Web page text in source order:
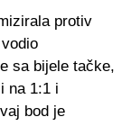
protiv
sa bijele tačke,
na 1:1 i
bod je